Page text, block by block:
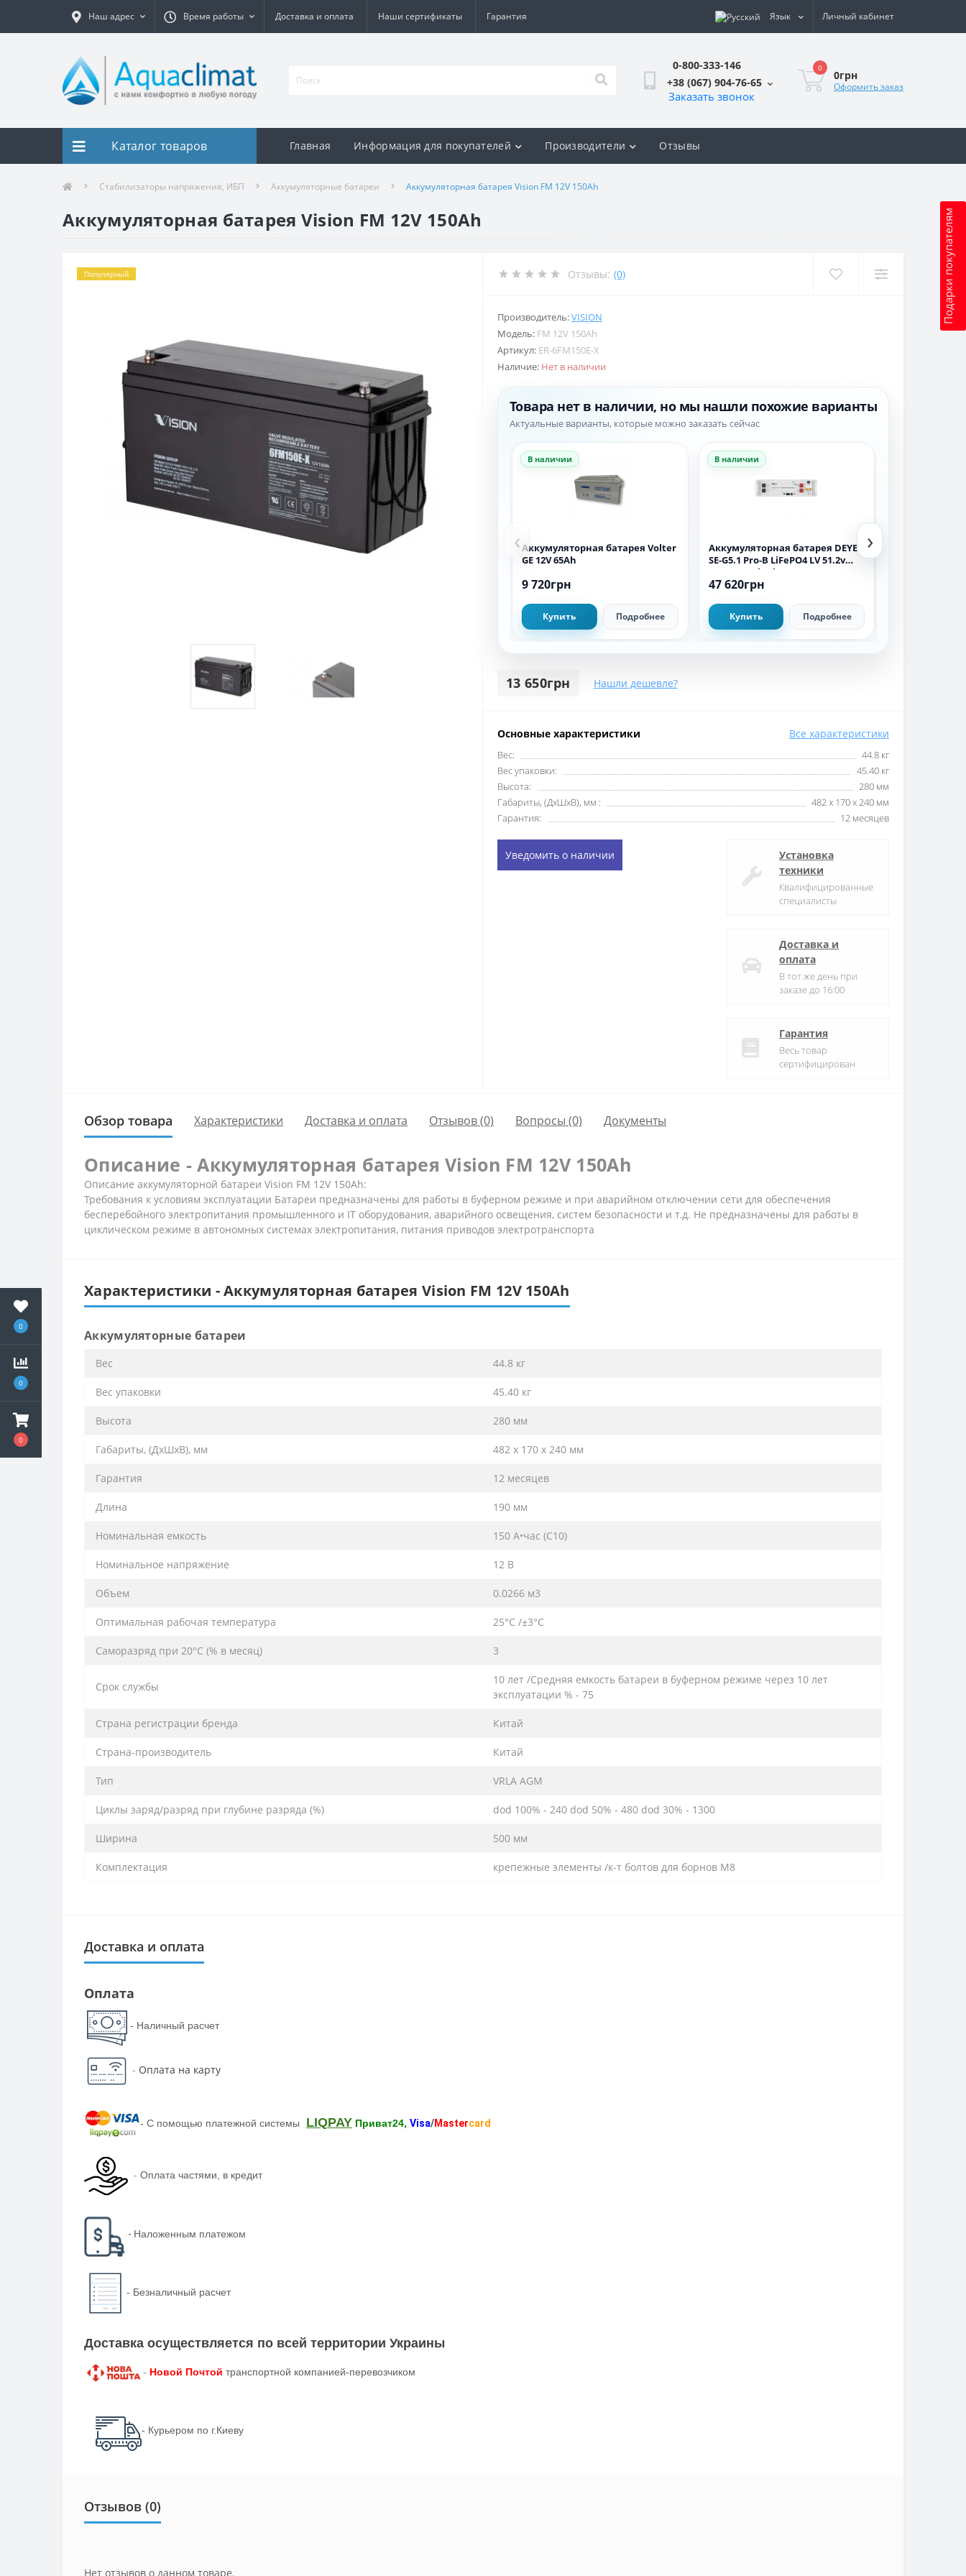
0
0
0
Наш адрес Время работы Доставка и оплата Наши сертификаты Гарантия Язык Личный кабинет
0-800-333-146
+38 (067) 904-76-65
Заказать звонок
0
0грн
Оформить заказ
Подарки покупателям
Каталог товаров Главная Информация для покупателей Производители Отзывы
Стабилизаторы напряжения, ИБП Аккумуляторные батареи Аккумуляторная батарея Vision FM 12V 150Ah
Аккумуляторная батарея Vision FM 12V 150Ah
Популярный Отзывы: (0)
Производитель:VISION
Модель: FM 12V 150Ah
Артикул: ER-6FM150E-X
Наличие: Нет в наличии
Товара нет в наличии, но мы нашли похожие варианты
Актуальные варианты, которые можно заказать сейчас
‹
В наличии
Аккумуляторная батарея Volter
GE 12V 65Ah
9 720грн
Купить Подробнее
В наличии
Аккумуляторная батарея DEYE
SE-G5.1 Pro-B LiFePO4 LV 51.2v
100AH 5.12kWh
47 620грн
Купить Подробнее
›
13 650грн Нашли дешевле?
Основные характеристики Все характеристики
Вес:
44.8 кг
Вес упаковки:
45.40 кг
Высота:
280 мм
Габариты, (ДхШхВ), мм :
482 x 170 x 240 мм
Гарантия:
12 месяцев
Уведомить о наличии
Установка
техники
Квалифицированные
специалисты
Доставка и
оплата
В тот же день при
заказе до 16:00
Гарантия
Весь товар
сертифицирован
Обзор товара Характеристики Доставка и оплата Отзывов (0) Вопросы (0) Документы
Описание - Аккумуляторная батарея Vision FM 12V 150Ah
Описание аккумуляторной батареи Vision FM 12V 150Ah:
Требования к условиям эксплуатации Батареи предназначены для работы в буферном режиме и при аварийном отключении сети для обеспечения
бесперебойного электропитания промышленного и IT оборудования, аварийного освещения, систем безопасности и т.д. Не предназначены для работы в
циклическом режиме в автономных системах электропитания, питания приводов электротранспорта
Характеристики - Аккумуляторная батарея Vision FM 12V 150Ah
Аккумуляторные батареи
Вес 44.8 кг
Вес упаковки 45.40 кг
Высота 280 мм
Габариты, (ДхШхВ), мм 482 x 170 x 240 мм
Гарантия 12 месяцев
Длина 190 мм
Номинальная емкость 150 А•час (С10)
Номинальное напряжение 12 В
Объем 0.0266 м3
Оптимальная рабочая температура 25°C /±3°C
Саморазряд при 20°С (% в месяц) 3
Срок службы
10 лет /Средняя емкость батареи в буферном режиме через 10 лет
эксплуатации % - 75
Страна регистрации бренда Китай
Страна-производитель Китай
Тип VRLA AGM
Циклы заряд/разряд при глубине разряда (%) dod 100% - 240 dod 50% - 480 dod 30% - 1300
Ширина 500 мм
Комплектация крепежные элементы /к-т болтов для борнов M8
Доставка и оплата
Оплата
- Наличный расчет
- Оплата на карту
- С помощью платежной системы LIQPAY Приват24, Visa/Mastercard
- Оплата частями, в кредит
- Наложенным платежом
- Безналичный расчет
Доставка осуществляется по всей территории Украины
- Новой Почтой транспортной компанией-перевозчиком
- Курьером по г.Киеву
Отзывов (0)
Нет отзывов о данном товаре.